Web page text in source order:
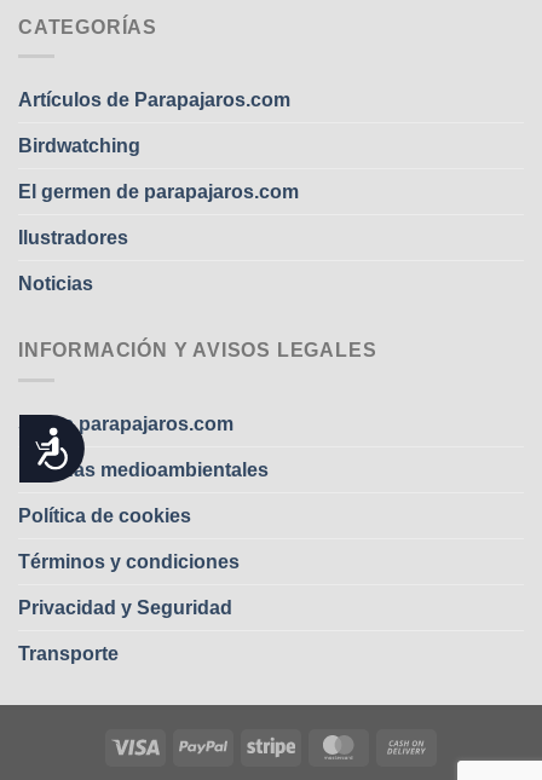
ACCESIBILIDAD
CATEGORÍAS
Artículos de Parapajaros.com
Birdwatching
El germen de parapajaros.com
Ilustradores
Noticias
INFORMACIÓN Y AVISOS LEGALES
Sobre parapajaros.com
Medidas medioambientales
Política de cookies
Términos y condiciones
Privacidad y Seguridad
Transporte